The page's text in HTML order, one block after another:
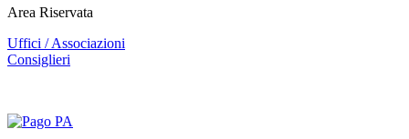
Area Riservata
Uffici / Associazioni
Consiglieri